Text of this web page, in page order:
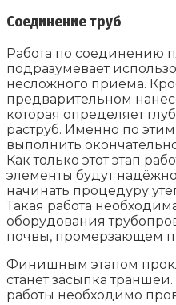
Соединение труб
Работа по соединению
подразумевает
несложного приёма.
предварительном
которая определяет
раструб. Именно по
выполнить
Как только этот этап
элементы будут
начинать процедуру
Такая работа
оборудования
почвы, промерзающем
Финишным этапом
станет засыпка
работы необходимо